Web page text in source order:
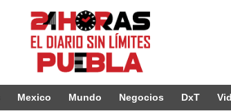
Mexico Mundo Negocios DxT